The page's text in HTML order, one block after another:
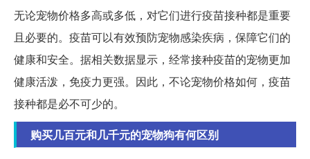
无论宠物价格多高或多低，对它们进行疫苗接种都是重要
且必要的。疫苗可以有效预防宠物感染疾病，保障它们的
健康和安全。据相关数据显示，经常接种疫苗的宠物更加
健康活泼，免疫力更强。因此，不论宠物价格如何，疫苗
接种都是必不可少的。
购买几百元和几千元的宠物狗有何区别